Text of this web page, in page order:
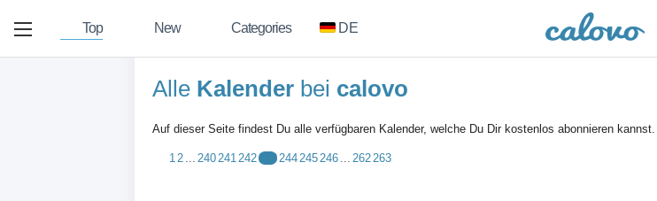
Top New Categories DE
Alle Kalender bei calovo
Auf dieser Seite findest Du alle verfügbaren Kalender, welche Du Dir kostenlos abonnieren kannst.
1 2 240 241 242243 244 245 246 262 263